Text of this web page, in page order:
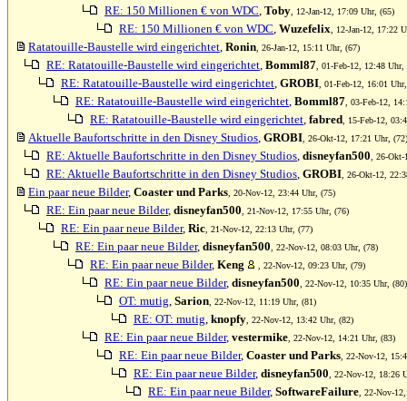
RE: 150 Millionen € von WDC, Toby , 12-Jan-12, 17:09 Uhr, (65)
RE: 150 Millionen € von WDC, Wuzefelix , 12-Jan-12, 17:22
Ratatouille-Baustelle wird eingerichtet, Ronin , 26-Jan-12, 15:11 Uhr, (67)
RE: Ratatouille-Baustelle wird eingerichtet, Bomml87 , 01-Feb-12, 12:48 Uhr,
RE: Ratatouille-Baustelle wird eingerichtet, GROBI , 01-Feb-12, 16:01
RE: Ratatouille-Baustelle wird eingerichtet, Bomml87 , 03-Feb-12,
RE: Ratatouille-Baustelle wird eingerichtet, fabred , 15-Feb-12,
Aktuelle Baufortschritte in den Disney Studios, GROBI , 26-Okt-12, 17:21 Uhr, (72)
RE: Aktuelle Baufortschritte in den Disney Studios, disneyfan500 , 26-
RE: Aktuelle Baufortschritte in den Disney Studios, GROBI , 26-Okt-12,
Ein paar neue Bilder, Coaster und Parks , 20-Nov-12, 23:44 Uhr, (75)
RE: Ein paar neue Bilder, disneyfan500 , 21-Nov-12, 17:55 Uhr, (76)
RE: Ein paar neue Bilder, Ric , 21-Nov-12, 22:13 Uhr, (77)
RE: Ein paar neue Bilder, disneyfan500 , 22-Nov-12, 08:03 Uhr, (78)
RE: Ein paar neue Bilder, Keng , 22-Nov-12, 09:23 Uhr, (79)
RE: Ein paar neue Bilder, disneyfan500 , 22-Nov-12, 10:35 Uhr, (80)
OT: mutig, Sarion , 22-Nov-12, 11:19 Uhr, (81)
RE: OT: mutig, knopfy , 22-Nov-12, 13:42 Uhr, (82)
RE: Ein paar neue Bilder, vestermike , 22-Nov-12, 14:21 Uhr, (83)
RE: Ein paar neue Bilder, Coaster und Parks , 22-Nov-12,
RE: Ein paar neue Bilder, disneyfan500 , 22-Nov-12, 18:26
RE: Ein paar neue Bilder, SoftwareFailure , 22-Nov-